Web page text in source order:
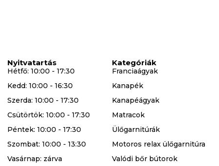
Nyitvatartás
Hétfő: 10:00 - 17:30
Kedd: 10:00 - 16:30
Szerda: 10:00 - 17:30
Csütörtök: 10:00 - 17:30
Péntek: 10:00 - 17:30
Szombat: 10:00 - 13:30
Vasárnap: zárva
Kategóriák
Franciaágyak
Kanapék
Kanapéágyak
Matracok
Ülőgarnitúrák
Motoros relax ülőgarnitúra
Valódi bőr bútorok